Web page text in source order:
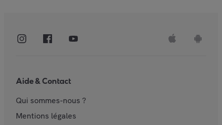
Aide & Contact
Qui sommes-nous ?
Mentions légales